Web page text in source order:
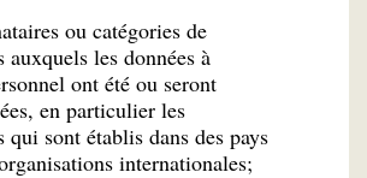
ou catégories de
auxquels les données à
ont été ou seront
en particulier les
qui sont établis dans des pays
internationales;